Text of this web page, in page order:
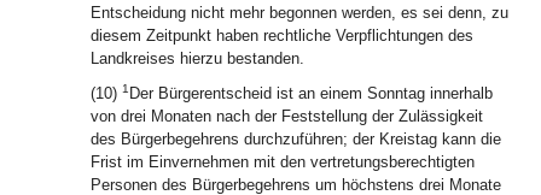
Entscheidung nicht mehr begonnen werden, es sei denn, zu
diesem Zeitpunkt haben rechtliche Verpflichtungen des
Landkreises hierzu bestanden.
(10) 1 Der Bürgerentscheid ist an einem Sonntag innerhalb
von drei Monaten nach der Feststellung der Zulässigkeit
des Bürgerbegehrens durchzuführen; der Kreistag kann die
Frist im Einvernehmen mit den vertretungsberechtigten
Personen des Bürgerbegehrens um höchstens drei Monate